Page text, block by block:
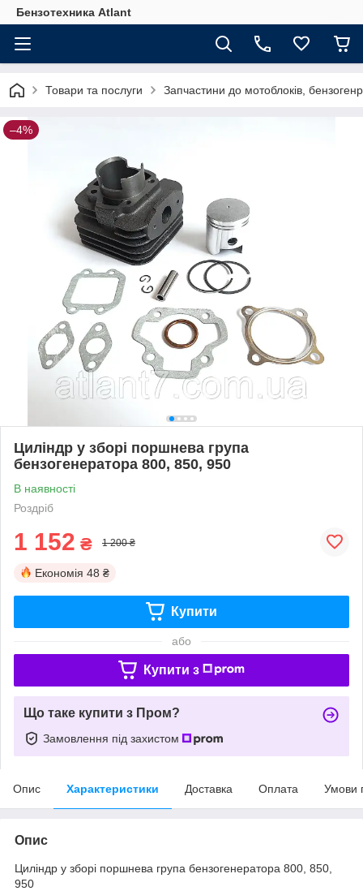
Бензотехника Atlant
Товари та послуги Запчастини до мотоблоків,
–4%
Циліндр у зборі поршнева група
бензогенератора 800, 850, 950
В наявності
Роздріб
1 152 ₴ 1 200 ₴
Економія 48 ₴
Купити
або
Купити з
Що таке купити з Пром?
Замовлення під захистом
Опис Характеристики Доставка Оплата Умови
Опис
Циліндр у зборі поршнева група бензогенератора 800, 850,
950